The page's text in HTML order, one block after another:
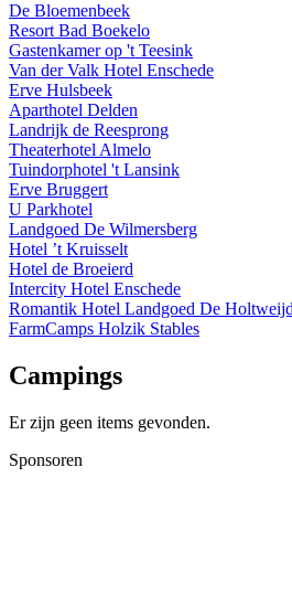
De Bloemenbeek
Resort Bad Boekelo
Gastenkamer op 't Teesink
Van der Valk Hotel Enschede
Erve Hulsbeek
Aparthotel Delden
Landrijk de Reesprong
Theaterhotel Almelo
Tuindorphotel 't Lansink
Erve Bruggert
U Parkhotel
Landgoed De Wilmersberg
Hotel ’t Kruisselt
Hotel de Broeierd
Intercity Hotel Enschede
Romantik Hotel Landgoed De
FarmCamps Holzik Stables
Campings
Er zijn geen items gevonden.
Sponsoren